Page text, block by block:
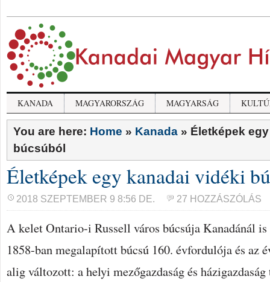
KANADA MAGYARORSZÁG MAGYARSÁG
You are here: Home » Kanada » Életképek
búcsúból
Életképek egy kanadai vidéki
2018 SZEPTEMBER 9 8:56 DE. 27 HOZZÁSZÓLÁS
A kelet Ontario-i Russell város búcsúja Kanadánál
1858-ban megalapított búcsú 160. évfordulója és az
alig változott: a helyi mezőgazdaság és